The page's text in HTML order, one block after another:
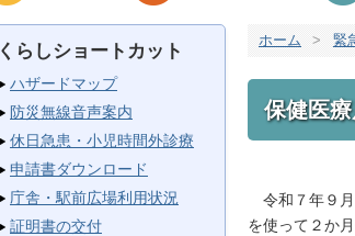
くらしショートカット
ハザードマップ
防災無線音声案内
休日急患・小児時間外診療
申請書ダウンロード
庁舎・駅前広場利用状況
証明書の交付
ホーム > 緊
保健医
令和７年９月
を使って２か